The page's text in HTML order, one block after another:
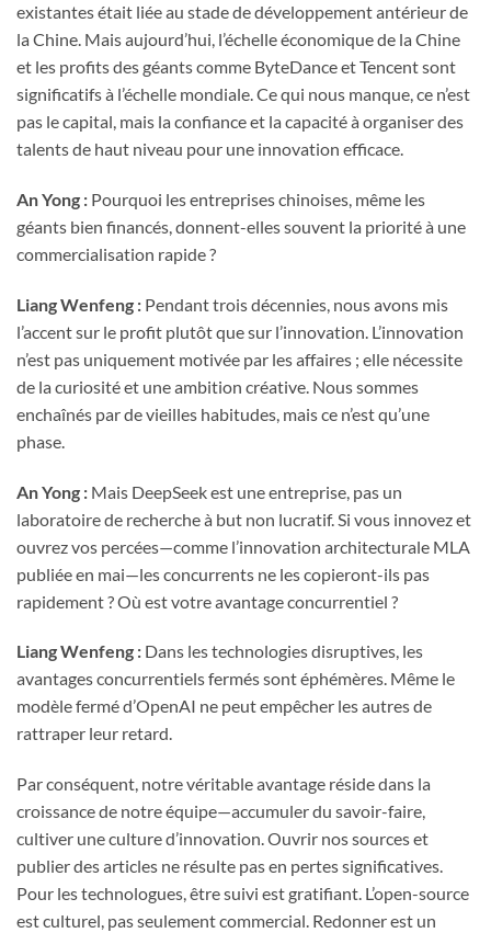
existantes était liée au stade de développement antérieur de
la Chine. Mais aujourd’hui, l’échelle économique de la Chine
et les profits des géants comme ByteDance et Tencent sont
significatifs à l’échelle mondiale. Ce qui nous manque, ce n’est
pas le capital, mais la confiance et la capacité à organiser des
talents de haut niveau pour une innovation efficace.
An Yong : Pourquoi les entreprises chinoises, même les
géants bien financés, donnent-elles souvent la priorité à une
commercialisation rapide ?
Liang Wenfeng : Pendant trois décennies, nous avons mis
l’accent sur le profit plutôt que sur l’innovation. L’innovation
n’est pas uniquement motivée par les affaires ; elle nécessite
de la curiosité et une ambition créative. Nous sommes
enchaînés par de vieilles habitudes, mais ce n’est qu’une
phase.
An Yong : Mais DeepSeek est une entreprise, pas un
laboratoire de recherche à but non lucratif. Si vous innovez et
ouvrez vos percées—comme l’innovation architecturale MLA
publiée en mai—les concurrents ne les copieront-ils pas
rapidement ? Où est votre avantage concurrentiel ?
Liang Wenfeng : Dans les technologies disruptives, les
avantages concurrentiels fermés sont éphémères. Même le
modèle fermé d’OpenAI ne peut empêcher les autres de
rattraper leur retard.
Par conséquent, notre véritable avantage réside dans la
croissance de notre équipe—accumuler du savoir-faire,
cultiver une culture d’innovation. Ouvrir nos sources et
publier des articles ne résulte pas en pertes significatives.
Pour les technologues, être suivi est gratifiant. L’open-source
est culturel, pas seulement commercial. Redonner est un